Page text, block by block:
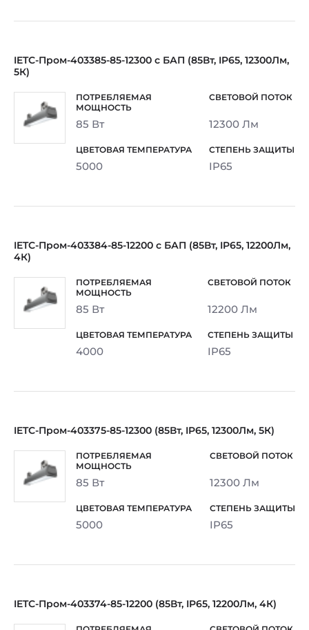
IETC-Пром-403385-85-12300 с БАП (85Вт, IP65, 12300Лм,
5К)
85 Вт 12300 Лм
5000 IP65
IETC-Пром-403384-85-12200 с БАП (85Вт, IP65, 12200Лм,
4К)
85 Вт 12200 Лм
4000 IP65
IETC-Пром-403375-85-12300 (85Вт, IP65, 12300Лм, 5К)
85 Вт 12300 Лм
5000 IP65
IETC-Пром-403374-85-12200 (85Вт, IP65, 12200Лм, 4К)